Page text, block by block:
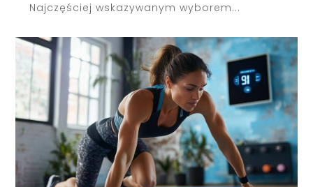
Najczęściej wskazywanym wyborem...